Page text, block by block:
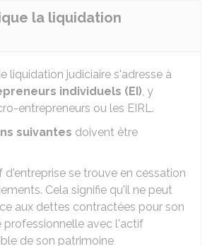
la liquidation
liquidation judiciaire s'adresse à
individuels (EI), y
entrepreneurs ou les EIRL.
suivantes doivent être
d'entreprise se trouve en cessation
Cela signifie qu'il ne peut
aux dettes contractées pour son
professionnelle avec l'actif
de son patrimoine